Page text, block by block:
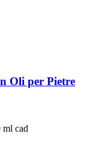
Oli per Pietre
ml cad